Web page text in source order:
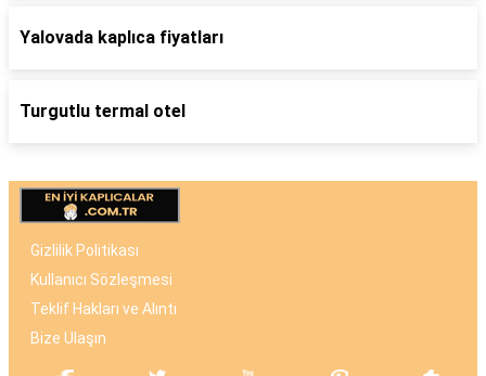
Yalovada kaplıca fiyatları
Turgutlu termal otel
Gizlilik Politikası
Kullanıcı Sözleşmesi
Teklif Hakları ve Alıntı
Bize Ulaşın